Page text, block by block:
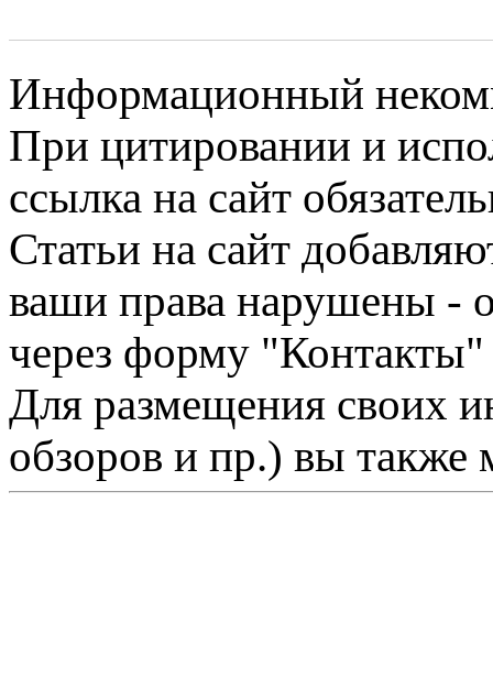
Информационный
При цитировании и
ссылка на сайт
Статьи на сайт
ваши права нарушены -
через форму "Контакты"
Для размещения своих
обзоров и пр.) вы также